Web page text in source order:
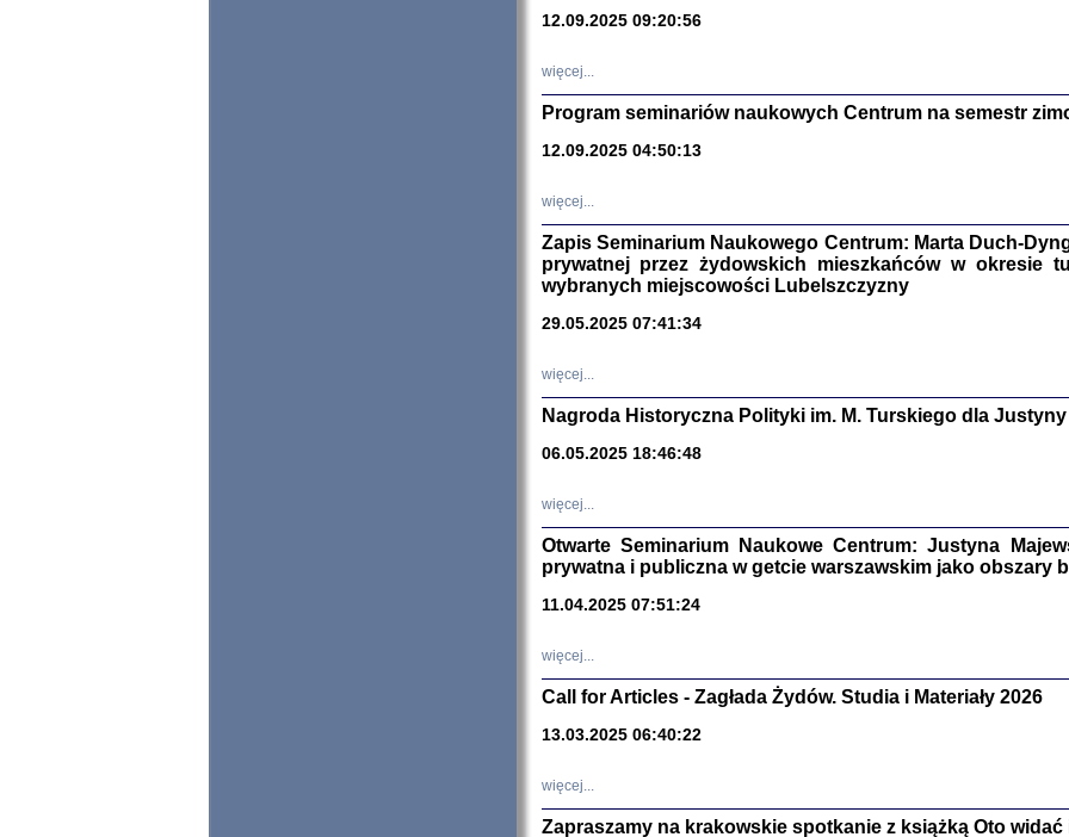
Zagłada
Studia i
TYLEŚMY
12.09.2025 09:20:56
więcej...
Program seminariów naukowych Centrum na semestr
12.09.2025 04:50:13
więcej...
Zapis Seminarium Naukowego Centrum: Marta Duch-
prywatnej przez żydowskich mieszkańców w okresie
wybranych miejscowości Lubelszczyzny
29.05.2025 07:41:34
więcej...
Nagroda Historyczna Polityki im. M. Turskiego dla
06.05.2025 18:46:48
więcej...
Otwarte Seminarium Naukowe Centrum: Justyna
prywatna i publiczna w getcie warszawskim jako obszary
11.04.2025 07:51:24
więcej...
Call for Articles - Zagłada Żydów. Studia i Materiały 2026
13.03.2025 06:40:22
więcej...
Zapraszamy na krakowskie spotkanie z książką Oto widać